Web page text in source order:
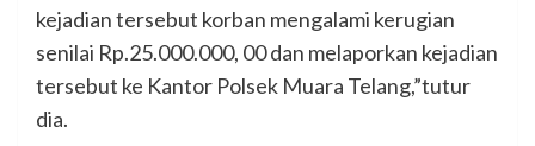
kejadian tersebut korban mengalami kerugian
senilai Rp.25.000.000, 00 dan melaporkan kejadian
tersebut ke Kantor Polsek Muara Telang,”tutur
dia.